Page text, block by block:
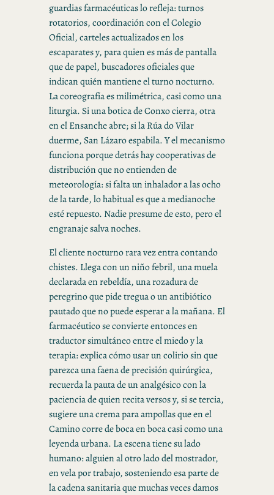
guardias farmacéuticas lo refleja: turnos
rotatorios, coordinación con el Colegio
Oficial, carteles actualizados en los
escaparates y, para quien es más de pantalla
que de papel, buscadores oficiales que
indican quién mantiene el turno nocturno.
La coreografía es milimétrica, casi como una
liturgia. Si una botica de Conxo cierra, otra
en el Ensanche abre; si la Rúa do Vilar
duerme, San Lázaro espabila. Y el mecanismo
funciona porque detrás hay cooperativas de
distribución que no entienden de
meteorología: si falta un inhalador a las ocho
de la tarde, lo habitual es que a medianoche
esté repuesto. Nadie presume de esto, pero el
engranaje salva noches.
El cliente nocturno rara vez entra contando
chistes. Llega con un niño febril, una muela
declarada en rebeldía, una rozadura de
peregrino que pide tregua o un antibiótico
pautado que no puede esperar a la mañana. El
farmacéutico se convierte entonces en
traductor simultáneo entre el miedo y la
terapia: explica cómo usar un colirio sin que
parezca una faena de precisión quirúrgica,
recuerda la pauta de un analgésico con la
paciencia de quien recita versos y, si se tercia,
sugiere una crema para ampollas que en el
Camino corre de boca en boca casi como una
leyenda urbana. La escena tiene su lado
humano: alguien al otro lado del mostrador,
en vela por trabajo, sosteniendo esa parte de
la cadena sanitaria que muchas veces damos